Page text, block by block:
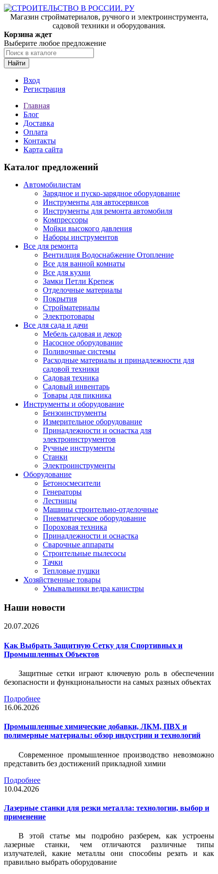
Магазин стройматериалов, ручного и электроинструмента,
садовой техники и оборудования.
Корзина ждет
Выберите любое предложение
Найти
Вход
Регистрация
Главная
Блог
Доставка
Оплата
Контакты
Карта сайта
Каталог предложений
Автомобилистам
Зарядное и пуско-зарядное оборудование
Инструменты для автосервисов
Инструменты для ремонта автомобиля
Компрессоры
Мойки высокого давления
Наборы инструментов
Все для ремонта
Вентилция Водоснабжение Отопление
Все для ванной комнаты
Все для кухни
Замки Петли Крепеж
Отделочные материалы
Покрытия
Стройматериалы
Электротовары
Все для сада и дачи
Мебель садовая и декор
Насосное оборудование
Поливочные системы
Расходные материалы и принадлежности для
садовой техники
Садовая техника
Садовый инвентарь
Товары для пикника
Инструменты и оборудование
Бензоинструменты
Измерительное оборудование
Принадлежности и оснастка для
электроинструментов
Ручные инструменты
Станки
Электроинструменты
Оборудование
Бетоносмесители
Генераторы
Лестницы
Машины строительно-отделочные
Пневматическое оборудование
Пороховая техника
Принадлежности и оснастка
Сварочные аппараты
Строительные пылесосы
Тачки
Тепловые пушки
Хозяйственные товары
Умывальники ведра канистры
Наши новости
20.07.2026
Как Выбрать Защитную Сетку для Спортивных и
Промышленных Объектов
Защитные сетки играют ключевую роль в обеспечении
безопасности и функциональности на самых разных объектах
Подробнее
16.06.2026
Промышленные химические добавки, ЛКМ, ПВХ и
полимерные материалы: обзор индустрии и технологий
Современное промышленное производство невозможно
представить без достижений прикладной химии
Подробнее
10.04.2026
Лазерные станки для резки металла: технологии, выбор и
применение
В этой статье мы подробно разберем, как устроены
лазерные станки, чем отличаются различные типы
излучателей, какие металлы они способны резать и как
правильно выбрать оборудование